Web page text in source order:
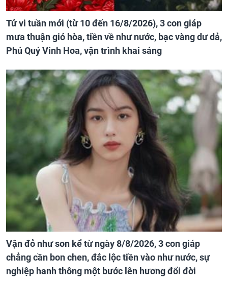
Tử vi tuần mới (từ 10 đến 16/8/2026), 3 con giáp
mưa thuận gió hòa, tiền về như nước, bạc vàng dư dả,
Phú Quý Vinh Hoa, vận trình khai sáng
Vận đỏ như son kể từ ngày 8/8/2026, 3 con giáp
chẳng cần bon chen, đắc lộc tiền vào như nước, sự
nghiệp hanh thông một bước lên hương đổi đời